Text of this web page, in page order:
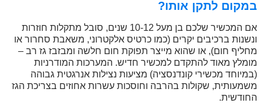
במקום לתקן אותו?
אם המכשיר שלכם בן מעל 10-12 שנים, סובל מתקלות חוזרות
ונשנות ברכיבים יקרים (כמו כרטיס אלקטרוני, משאבת סחרור או
מחליף חום), או שהוא מייצר תפוקת חום חלשה ומבזבז גז רב –
מומלץ מאוד להתקדם למכשיר חדיש. המערכות המודרניות
(במיוחד מכשירי קונדנסציה) מציעות נצילות אנרגטית גבוהה
משמעותית, שקולות בהרבה וחוסכות עשרות אחוזים בצריכת הגז
החודשית.